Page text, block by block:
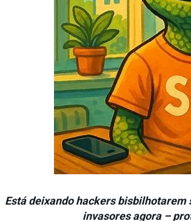
Está deixando hackers bisbilhotarem
invasores agora –